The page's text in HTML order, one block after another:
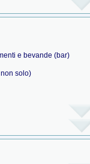
e bevande (bar)
solo)